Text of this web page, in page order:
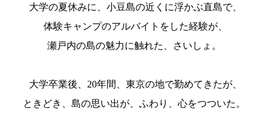
大学の夏休みに、小豆島の近くに浮かぶ直島で、
体験キャンプのアルバイトをした経験が、
瀬戸内の島の魅力に触れた、さいしょ。
大学卒業後、20年間、東京の地で勤めてきたが、
ときどき、島の思い出が、ふわり、心をつついた。